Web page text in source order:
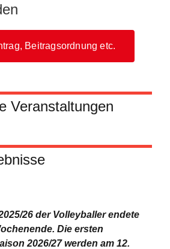
Beitragsordnung etc.
Veranstaltungen
26 der Volleyballer endete
Die ersten
2026/27 werden am 12.